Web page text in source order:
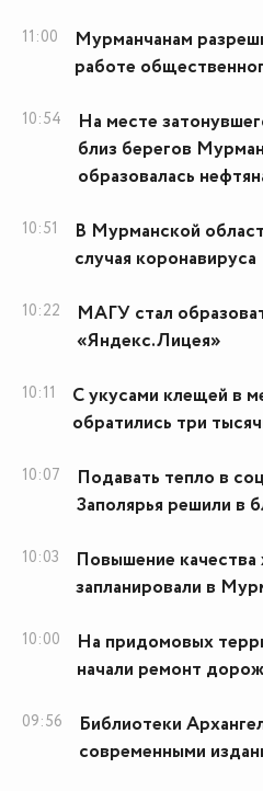
11:00
Мурманчанам
работе
10:54
На месте
близ берегов
образовалась
10:51
В Мурманской
случая коронавируса
10:22
МАГУ стал
«Яндекс.Лицея»
10:11
С укусами клещей в
обратились три
10:07
Подавать тепло в
Заполярья решили в
10:03
Повышение
запланировали в
10:00
На придомовых
начали ремонт
09:56
Библиотеки
современными